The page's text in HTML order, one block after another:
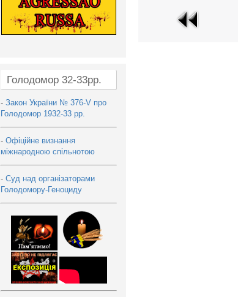
Голодомор 32-33рр.
- Закон України № 376-V про
Голодомор 1932-33 рр.
- Офіційне визнання
міжнародною спільнотою
- Суд над організаторами
Голодомору-Геноциду